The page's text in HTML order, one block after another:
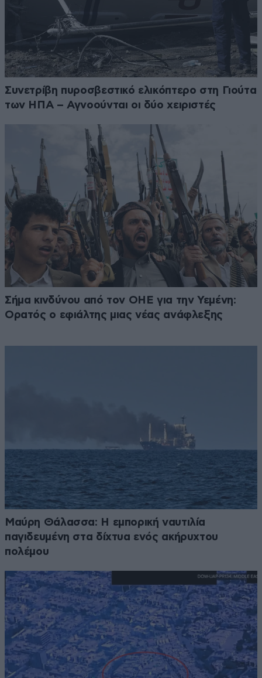
Συνετρίβη πυροσβεστικό ελικόπτερο στη Γιούτα
των ΗΠΑ – Αγνοούνται οι δύο χειριστές
Σήμα κινδύνου από τον ΟΗΕ για την Υεμένη:
Ορατός ο εφιάλτης μιας νέας ανάφλεξης
Μαύρη Θάλασσα: Η εμπορική ναυτιλία
παγιδευμένη στα δίχτυα ενός ακήρυχτου
πολέμου